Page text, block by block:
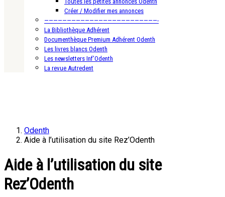
Créer / Modifier mes annonces
—————————————————————————-
La Bibliothèque Adhérent
Documenthèque Premium Adhérent Odenth
Les livres blancs Odenth
Les newsletters Inf’Odenth
La revue Autredent
Odenth
Aide à l’utilisation du site Rez’Odenth
Aide à l’utilisation du site
Rez’Odenth